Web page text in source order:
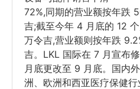
72%,同期的营业额按年跌
吉;截至今年 4 月底的 12
万令吉,营业额则按年跌
吉。LKL 国际在 7 月宣布
月底更改至 9 月底。国内
洲、欧洲和西亚医疗保健